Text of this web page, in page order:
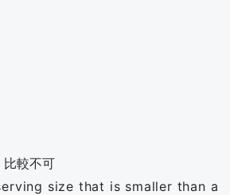
比較不可
size that is smaller than a